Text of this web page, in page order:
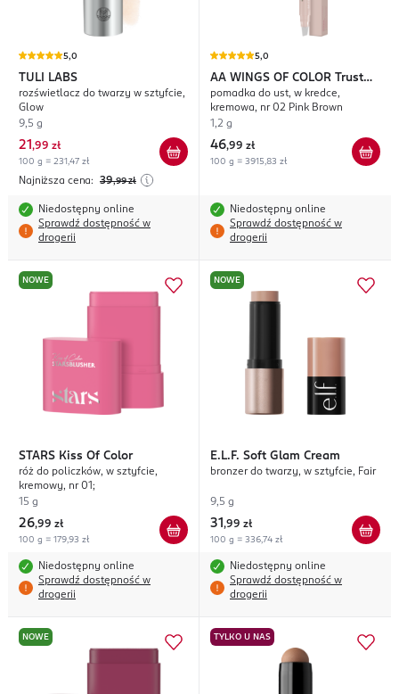
5,0
TULI LABS
rozświetlacz do twarzy w sztyfcie,
Glow
9,5 g
21 ,99 zł
100 g = 231,47 zł
Najniższa cena: 39,99 zł
Niedostępny online
Sprawdź dostępność w
drogerii
5,0
AA WINGS OF COLOR Trust
Your Wings Say It Bold
pomadka do ust, w kredce,
kremowa, nr 02 Pink Brown
1,2 g
46,99 zł
100 g = 3915,83 zł
Niedostępny online
Sprawdź dostępność w
drogerii
NOWE
STARS Kiss Of Color
róż do policzków, w sztyfcie,
kremowy, nr 01;
15 g
26,99 zł
100 g = 179,93 zł
Niedostępny online
Sprawdź dostępność w
drogerii
NOWE
E.L.F. Soft Glam Cream
bronzer do twarzy, w sztyfcie, Fair
9,5 g
31 ,99 zł
100 g = 336,74 zł
Niedostępny online
Sprawdź dostępność w
drogerii
NOWE TYLKO U NAS